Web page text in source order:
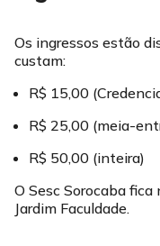
Os ingressos estão
custam:
R$ 15,00
R$ 25,00 (meia-
R$ 50,00 (inteira)
O Sesc Sorocaba
Jardim Faculdade.